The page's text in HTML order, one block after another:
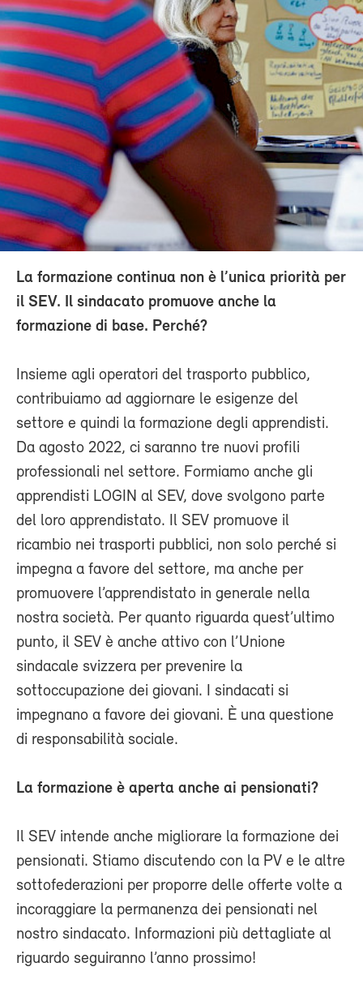
La formazione continua non è l’unica priorità per
il SEV. Il sindacato promuove anche la
formazione di base. Perché?
Insieme agli operatori del trasporto pubblico,
contribuiamo ad aggiornare le esigenze del
settore e quindi la formazione degli apprendisti.
Da agosto 2022, ci saranno tre nuovi profili
professionali nel settore. Formiamo anche gli
apprendisti LOGIN al SEV, dove svolgono parte
del loro apprendistato. Il SEV promuove il
ricambio nei trasporti pubblici, non solo perché si
impegna a favore del settore, ma anche per
promuovere l’apprendistato in generale nella
nostra società. Per quanto riguarda quest’ultimo
punto, il SEV è anche attivo con l’Unione
sindacale svizzera per prevenire la
sottoccupazione dei giovani. I sindacati si
impegnano a favore dei giovani. È una questione
di responsabilità sociale.
La formazione è aperta anche ai pensionati?
Il SEV intende anche migliorare la formazione dei
pensionati. Stiamo discutendo con la PV e le altre
sottofederazioni per proporre delle offerte volte a
incoraggiare la permanenza dei pensionati nel
nostro sindacato. Informazioni più dettagliate al
riguardo seguiranno l’anno prossimo!